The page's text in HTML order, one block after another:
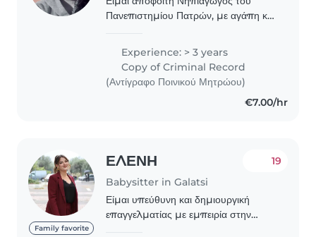
Πανεπιστημίου Πατρών, με αγάπη και
παιδιών. Κατά τη διάρκεια των
σπουδών μου πραγματοποίησα
πρακτική..
Experience: > 3 years
Copy of Criminal Record
(Αντίγραφο Ποινικού Μητρώου)
€7.00/hr
Family favorite
ΕΛΕΝΗ
Babysitter in Galatsi
19
Είμαι υπεύθυνη και δημιουργική
επαγγελματίας με εμπειρία στην